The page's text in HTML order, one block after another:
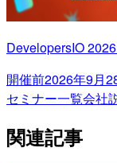
DevelopersIO
開催前2026年9月
セミナー一覧会社
関連記事